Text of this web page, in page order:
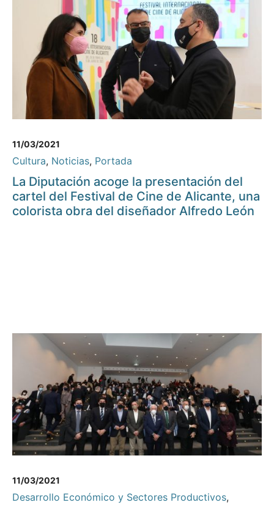
11/03/2021
Cultura, Noticias, Portada
La Diputación acoge la presentación del
cartel del Festival de Cine de Alicante, una
colorista obra del diseñador Alfredo León
11/03/2021
Desarrollo Económico y Sectores Productivos,